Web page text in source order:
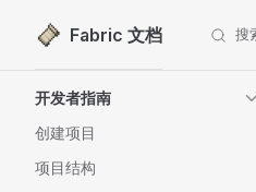
跳转到内容Fabric 文档 搜
开发者指南
创建项目
项目结构